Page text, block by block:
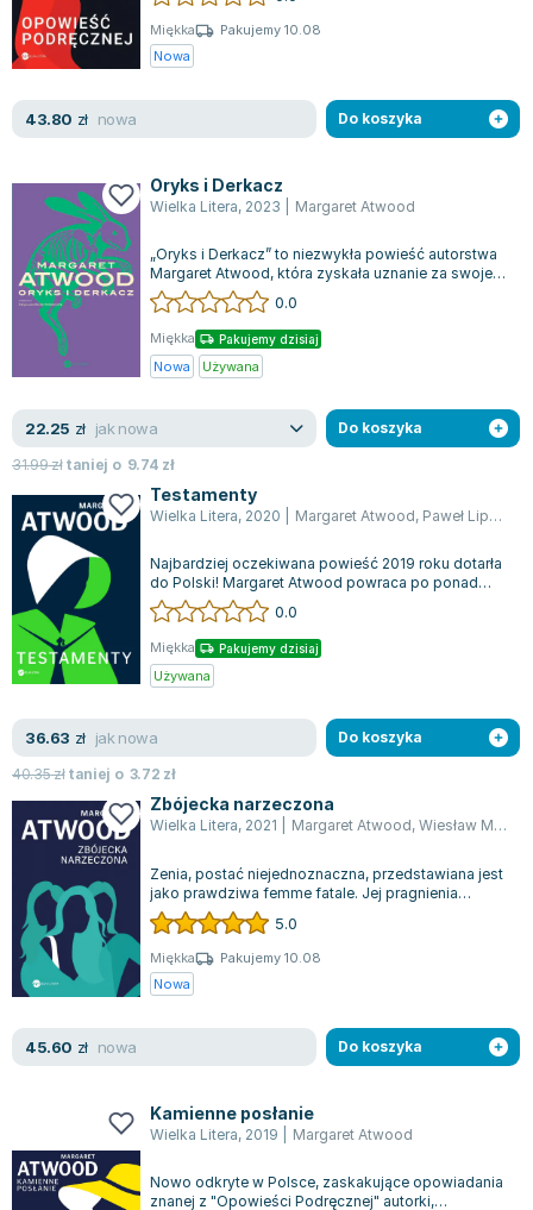
Miękka
Pakujemy 10.08
Nowa
43.80 zł nowa Do koszyka
Oryks i Derkacz
Wielka Litera, 2023 Margaret Atwood
„Oryks i Derkacz” to niezwykła powieść autorstwa
Margaret Atwood, która zyskała uznanie za swoje
dogłębne studium przyszłości i sk...
0.0
Miękka Pakujemy dzisiaj
Nowa Używana
22.25 zł jak nowa
31.99złtaniej o 9.74 zł
Do koszyka
Testamenty
Wielka Litera, 2020 Margaret Atwood, Paweł Lipszyc
Najbardziej oczekiwana powieść 2019 roku dotarła
do Polski! Margaret Atwood powraca po ponad
trzech dekadach z kontynuacją swojej...
0.0
Miękka Pakujemy dzisiaj
Używana
36.63 zł jak nowa
40.35złtaniej o 3.72 zł
Do koszyka
Zbójecka narzeczona
Wielka Litera, 2021 Margaret Atwood, Wiesław Marcysiak
Zenia, postać niejednoznaczna, przedstawiana jest
jako prawdziwa femme fatale. Jej pragnienia
niszczą wszystko, co stanie jej na d...
5.0
Miękka
Pakujemy 10.08
Nowa
45.60 zł nowa Do koszyka
Kamienne posłanie
Wielka Litera, 2019 Margaret Atwood
Nowo odkryte w Polsce, zaskakujące opowiadania
znanej z "Opowieści Podręcznej" autorki,